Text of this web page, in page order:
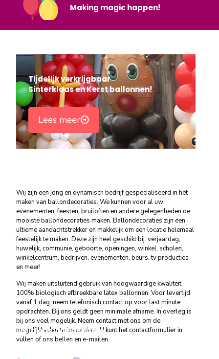
Making magic happen!
Tijdelijk verkrijgbaar
Sinterklaas en Kerst ballonnen!
Lees meer
Wij zijn een jong en dynamisch bedrijf gespecialiseerd in het
maken van ballondecoraties. We kunnen voor al uw
evenementen, feesten, bruiloften en andere gelegenheden de
mooiste ballondecoraties maken. Ballondecoraties zijn een
ultieme aandachtstrekker en makkelijk om een locatie helemaal
feestelijk te maken. Deze zijn heel geschikt bij: verjaardag,
huwelijk, communie, geboorte, openingen, winkel, scholen,
winkelcentrum, bedrijven, evenementen, beurs, tv producties
en meer!
Wij maken uitsluitend gebruik van hoogwaardige kwaliteit,
100% biologisch afbreekbare latex ballonnen. Voor levertijd
vanaf 1 dag: neem telefonisch contact op voor last minute
opdrachten. Bij ons geldt geen minimale afname. In overleg is
bij ons veel mogelijk. Neem contact met ons om de
mogelijkheden te bespreken. U kunt het contactformulier in
vullen of ons bellen en e-mailen.
Volg ons via Facebook